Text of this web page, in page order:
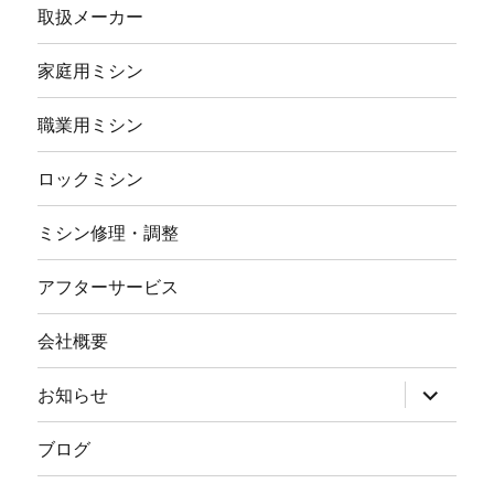
取扱メーカー
家庭用ミシン
職業用ミシン
ロックミシン
ミシン修理・調整
アフターサービス
会社概要
お知らせ
ブ
メ
ー
ブログ